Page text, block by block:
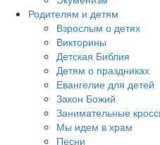
Родителям и детям
Взрослым о детях
Викторины
Детская Библия
Детям о праздниках
Евангелие для детей
Закон Божий
Занимательные
Мы идем в храм
Песни